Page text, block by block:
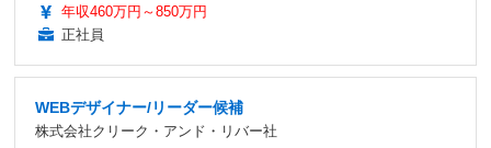
年収460万円～850万円
正社員
WEBデザイナー/リーダー候補
株式会社クリーク・アンド・リバー社